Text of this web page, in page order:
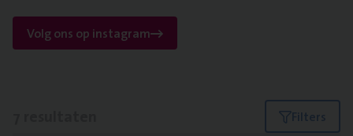
Volg ons op instagram
Filters